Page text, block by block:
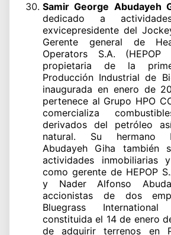
Samir George Abudayeh
dedicado a
exvicepresidente del
Gerente general de
Operators S.A.
propietaria de la
Producción Industrial de
inaugurada en enero de
pertenece al Grupo HPO
comercializa
derivados del petróleo
natural. Su hermano
Abudayeh Giha también
actividades inmobiliarias
como gerente de HEPOP
y Nader Alfonso
accionistas de dos
Bluegrass
constituida el 14 de enero
de adquirir terrenos en